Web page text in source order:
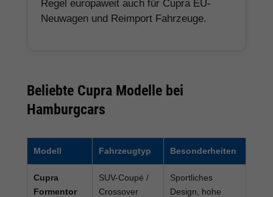
Regel europaweit auch für Cupra EU-
Neuwagen und Reimport Fahrzeuge.
Beliebte Cupra Modelle bei
Hamburgcars
Modell Fahrzeugtyp Besonderheiten
Cupra
Formentor
SUV-Coupé /
Crossover
Sportliches
Design, hohe